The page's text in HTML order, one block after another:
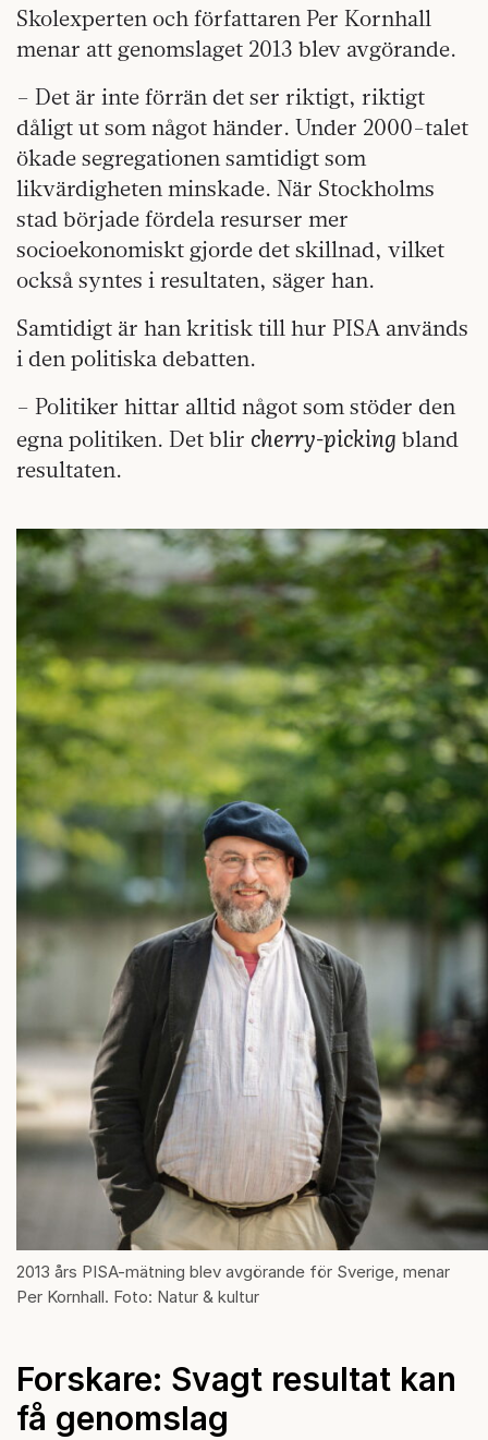
Skolexperten och författaren Per Kornhall
menar att genomslaget 2013 blev avgörande.
– Det är inte förrän det ser riktigt, riktigt
dåligt ut som något händer. Under 2000-talet
ökade segregationen samtidigt som
likvärdigheten minskade. När Stockholms
stad började fördela resurser mer
socioekonomiskt gjorde det skillnad, vilket
också syntes i resultaten, säger han.
Samtidigt är han kritisk till hur PISA används
i den politiska debatten.
– Politiker hittar alltid något som stöder den
egna politiken. Det blir cherry-picking bland
resultaten.
2013 års PISA-mätning blev avgörande för Sverige, menar
Per Kornhall. Foto: Natur & kultur
Forskare: Svagt resultat kan
få genomslag